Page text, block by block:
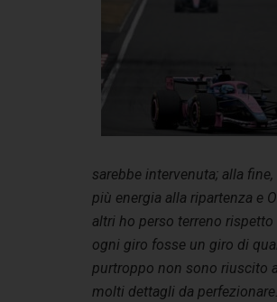
sarebbe intervenuta; alla
più energia alla ripartenza e
altri ho perso terreno
ogni giro fosse un giro di
purtroppo non sono riuscito
molti dettagli da